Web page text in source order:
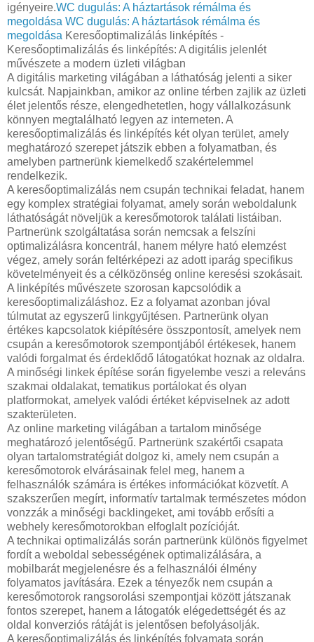
igényeire.WC dugulás: A háztartások rémálma és
megoldása WC dugulás: A háztartások rémálma és
megoldása Keresőoptimalizálás linképítés -
Keresőoptimalizálás és linképítés: A digitális jelenlét
művészete a modern üzleti világban
A digitális marketing világában a láthatóság jelenti a siker
kulcsát. Napjainkban, amikor az online térben zajlik az üzleti
élet jelentős része, elengedhetetlen, hogy vállalkozásunk
könnyen megtalálható legyen az interneten. A
keresőoptimalizálás és linképítés két olyan terület, amely
meghatározó szerepet játszik ebben a folyamatban, és
amelyben partnerünk kiemelkedő szakértelemmel
rendelkezik.
A keresőoptimalizálás nem csupán technikai feladat, hanem
egy komplex stratégiai folyamat, amely során weboldalunk
láthatóságát növeljük a keresőmotorok találati listáiban.
Partnerünk szolgáltatása során nemcsak a felszíni
optimalizálásra koncentrál, hanem mélyre ható elemzést
végez, amely során feltérképezi az adott iparág specifikus
követelményeit és a célközönség online keresési szokásait.
A linképítés művészete szorosan kapcsolódik a
keresőoptimalizáláshoz. Ez a folyamat azonban jóval
túlmutat az egyszerű linkgyűjtésen. Partnerünk olyan
értékes kapcsolatok kiépítésére összpontosít, amelyek nem
csupán a keresőmotorok szempontjából értékesek, hanem
valódi forgalmat és érdeklődő látogatókat hoznak az oldalra.
A minőségi linkek építése során figyelembe veszi a releváns
szakmai oldalakat, tematikus portálokat és olyan
platformokat, amelyek valódi értéket képviselnek az adott
szakterületen.
Az online marketing világában a tartalom minősége
meghatározó jelentőségű. Partnerünk szakértői csapata
olyan tartalomstratégiát dolgoz ki, amely nem csupán a
keresőmotorok elvárásainak felel meg, hanem a
felhasználók számára is értékes információkat közvetít. A
szakszerűen megírt, informatív tartalmak természetes módon
vonzzák a minőségi backlingeket, ami tovább erősíti a
webhely keresőmotorokban elfoglalt pozícióját.
A technikai optimalizálás során partnerünk különös figyelmet
fordít a weboldal sebességének optimalizálására, a
mobilbarát megjelenésre és a felhasználói élmény
folyamatos javítására. Ezek a tényezők nem csupán a
keresőmotorok rangsorolási szempontjai között játszanak
fontos szerepet, hanem a látogatók elégedettségét és az
oldal konverziós rátáját is jelentősen befolyásolják.
A keresőoptimalizálás és linképítés folyamata során